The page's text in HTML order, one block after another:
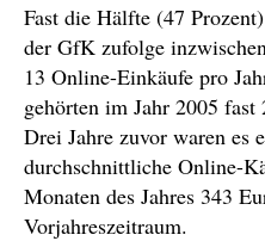
Fast die Hälfte (47
der GfK zufolge
13 Online-Einkäufe pro
gehörten im Jahr 2005
Drei Jahre zuvor waren es
durchschnittliche Online-
Monaten des Jahres 343
Vorjahreszeitraum.